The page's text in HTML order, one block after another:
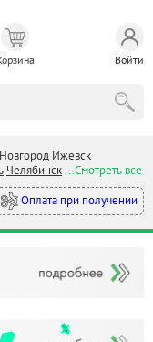
Войти
Ижевск
Челябинск...Смотреть все
Оплата при получении